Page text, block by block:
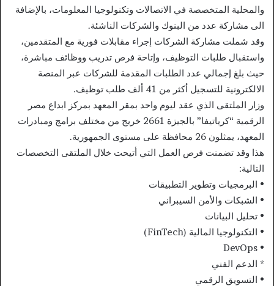
والمحلية المتخصصة في الاتصالات وتكنولوجيا المعلومات، بالإضافة
الى مشاركة عدد من البنوك والشركات الناشئة.
وقد شملت مشاركة الشركات إجراء مقابلات فورية مع المتقدمين،
واستقبال طلبات التوظيف، وإتاحة فرص تدريب ووظائف مباشرة،
حيث بلغ إجمالي عدد الطلبات المقدمة للشركات عبر المنصة
الالكترونية للتسجيل أكثر من 41 ألف طلب توظيف.
وزار الملتقى الذي عقد ليوم واحد بمقر المعهد بمركز ابداع مصر
الرقمية “كرياتيفا” بالجيزة 2661 خريج من مختلف برامج ومبادرات
المعهد، يمثلون 26 محافظة على مستوى الجمهورية.
هذا وقد تضمنت فرص العمل التي أتيحت خلال الملتقى التخصصات
التالية:
• البرمجيات وتطوير التطبيقات
• الشبكات والأمن السيبراني
• تحليل البيانات
• التكنولوجيا المالية (FinTech)
• DevOps
* الدعم الفني
• التسويق الرقمي